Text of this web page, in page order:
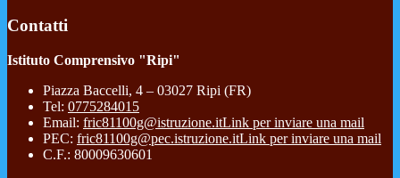
Contatti
Istituto Comprensivo "Ripi"
Piazza Baccelli, 4 – 03027 Ripi (FR)
Tel: 0775284015
Email: fric81100g@istruzione.itLink per inviare una mail
PEC: fric81100g@pec.istruzione.itLink per inviare una mail
C.F.: 80009630601